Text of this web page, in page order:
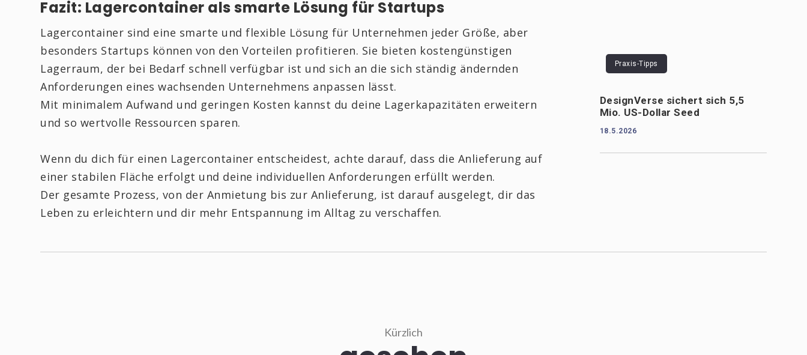
Fazit: Lagercontainer als smarte Lösung für Startups
Lagercontainer sind eine smarte und flexible Lösung für Unternehmen jeder Größe, aber
besonders Startups können von den Vorteilen profitieren. Sie bieten kostengünstigen
Lagerraum, der bei Bedarf schnell verfügbar ist und sich an die sich ständig ändernden
Anforderungen eines wachsenden Unternehmens anpassen lässt.
Mit minimalem Aufwand und geringen Kosten kannst du deine Lagerkapazitäten erweitern
und so wertvolle Ressourcen sparen.
Wenn du dich für einen Lagercontainer entscheidest, achte darauf, dass die Anlieferung auf
einer stabilen Fläche erfolgt und deine individuellen Anforderungen erfüllt werden.
Der gesamte Prozess, von der Anmietung bis zur Anlieferung, ist darauf ausgelegt, dir das
Leben zu erleichtern und dir mehr Entspannung im Alltag zu verschaffen.
Praxis-Tipps
DesignVerse sichert sich 5,5
Mio. US-Dollar Seed
18.5.2026
Kürzlich